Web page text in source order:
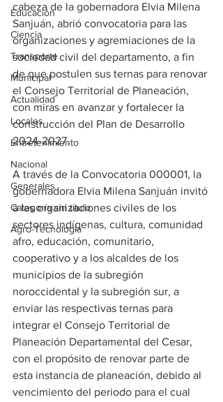
Educación
Ciencia
Transporte
Municipal
Actualidad
Locales
Entretenimiento
Nacional
Generales
Categoría sin título
Agro-Tecnología
cabeza de la gobernadora Elvia Milena
Sanjuán, abrió convocatoria para las
organizaciones y agremiaciones de la
sociedad civil del departamento, a fin
de que postulen sus ternas para renovar
el Consejo Territorial de Planeación,
con miras en avanzar y fortalecer la
construcción del Plan de Desarrollo
2024-2027.
A través de la Convocatoria 000001, la
gobernadora Elvia Milena Sanjuán invitó
a las organizaciones civiles de los
sectores indígenas, cultura, comunidad
afro, educación, comunitario,
cooperativo y a los alcaldes de los
municipios de la subregión
noroccidental y la subregión sur, a
enviar las respectivas ternas para
integrar el Consejo Territorial de
Planeación Departamental del Cesar,
con el propósito de renovar parte de
esta instancia de planeación, debido al
vencimiento del periodo para el cual